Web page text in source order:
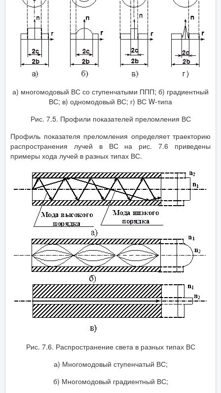
а) многомодовый ВС со ступенчатыми ППП; б) градиентный
ВС; в) одномодовый ВС; г) ВС W-типа
Рис. 7.5. Профили показателей преломления ВС
Профиль показателя преломления определяет траекторию
распространения лучей в ВС на рис. 7.6 приведены
примеры хода лучей в разных типах ВС.
Рис. 7.6. Распространение света в разных типах ВС
а) Многомодовый ступенчатый ВС;
б) Многомодовый градиентный ВС;